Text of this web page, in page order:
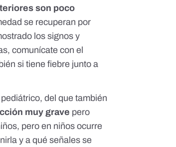
son poco
se recuperan por
los signos y
comunícate con el
si tiene fiebre junto a
del que también
muy grave pero
pero en niñosocurre
y a qué señales se